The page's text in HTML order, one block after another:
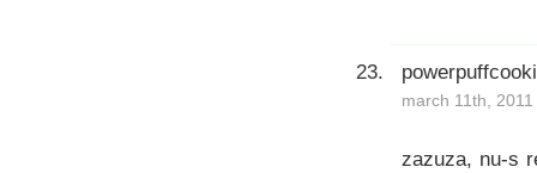
march 11th,
zazuza, nu-s